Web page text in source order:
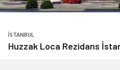
İSTANBUL
Huzzak Loca Rezidans